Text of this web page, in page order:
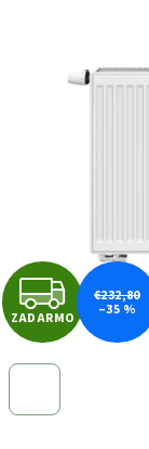
z
Z
A
ZADARMO
€232,80
–35 %